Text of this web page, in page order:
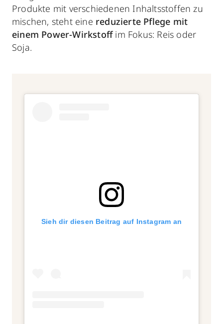
Produkte mit verschiedenen Inhaltsstoffen zu
mischen, steht eine reduzierte Pflege mit
einem Power-Wirkstoff im Fokus: Reis oder
Soja.
Sieh dir diesen Beitrag auf Instagram an